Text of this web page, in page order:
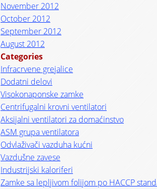
November 2012
October 2012
September 2012
August 2012
Categories
Infracrvene grejalice
Dodatni delovi
Visokonaponske zamke
Centrifugalni krovni ventilatori
Aksijalni ventilatori za domaćinstvo
ASM grupa ventilatora
Odvlaživači vazduha kućni
Vazdušne zavese
Industrijski kaloriferi
Zamke sa lepljivom folijom po HACCP